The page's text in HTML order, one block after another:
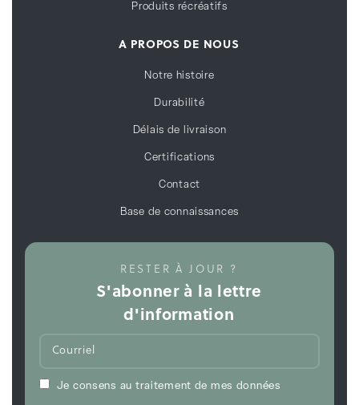
Produits récréatifs
A PROPOS DE NOUS
Notre histoire
Durabilité
Délais de livraison
Certifications
Contact
Base de connaissances
RESTER À JOUR ?
S'abonner à la lettre
d'information
Je consens au traitement de mes données